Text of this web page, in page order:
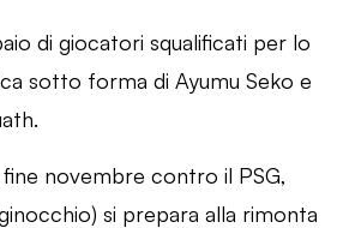
di giocatori squalificati per lo
sotto forma di Ayumu Seko e
novembre contro il PSG,
si prepara alla rimonta